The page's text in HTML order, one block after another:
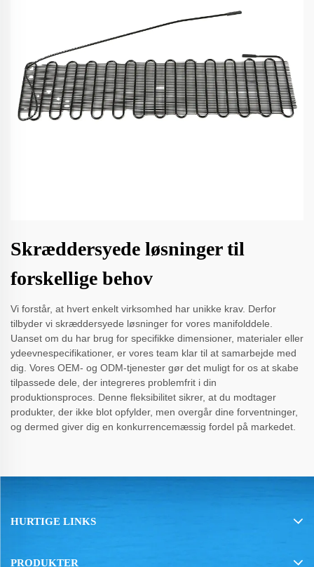
Skræddersyede løsninger til
forskellige behov
Vi forstår, at hvert enkelt virksomhed har unikke krav. Derfor
tilbyder vi skræddersyede løsninger for vores manifolddele.
Uanset om du har brug for specifikke dimensioner, materialer eller
ydeevnespecifikationer, er vores team klar til at samarbejde med
dig. Vores OEM- og ODM-tjenester gør det muligt for os at skabe
tilpassede dele, der integreres problemfrit i din
produktionsproces. Denne fleksibilitet sikrer, at du modtager
produkter, der ikke blot opfylder, men overgår dine forventninger,
og dermed giver dig en konkurrencemæssig fordel på markedet.
HURTIGE LINKS
PRODUKTER